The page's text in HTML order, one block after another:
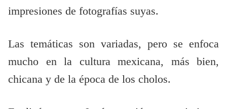
impresiones de fotografías suyas.
Las temáticas son variadas, pero se enfoca
mucho en la cultura mexicana, más bien,
chicana y de la época de los cholos.